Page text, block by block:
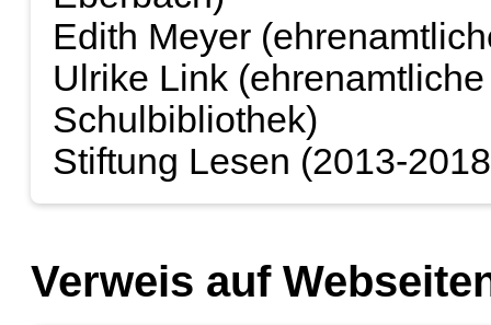
Edith Meyer
Ulrike Link
Schulbibliothek)
Stiftung Lesen (2013-
Verweis auf